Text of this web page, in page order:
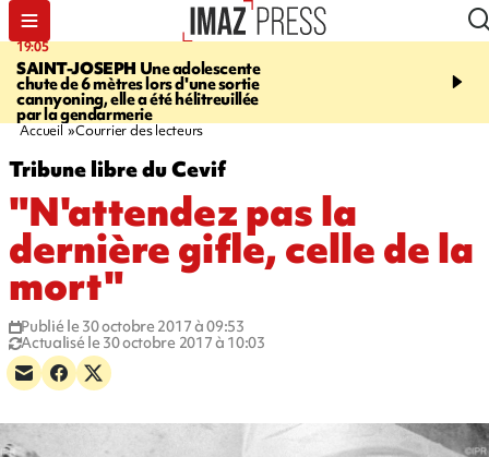
19:05
SAINT-JOSEPH Une adolescente
chute de 6 mètres lors d'une sortie
cannyoning, elle a été hélitreuillée
par la gendarmerie
20:44
rouée de coups,
Accueil Courrier des lecteurs
Tribune libre du Cevif
"N'attendez pas la
dernière gifle, celle de la
mort"
Publié le 30 octobre 2017 à 09:53
Actualisé le 30 octobre 2017 à 10:03